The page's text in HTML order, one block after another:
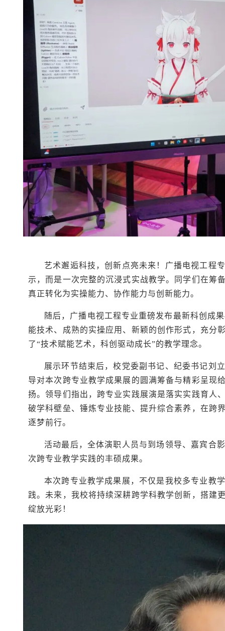
艺术邂逅科技，创新点亮未来！广播电视工程
示，而是一次完整的沉浸式实战教学。同学们在筹
真正转化为实操能力、协作能力与创新能力。
随后，广播电视工程专业重磅发布最新科创
能技术、成熟的实操应用、新颖的创作形式，充分
了“技术赋能艺术，科创驱动成长”的教学理念。
展示环节结束后，校党委副书记、纪委书记刘
导对本次跨专业教学成果展的圆满筹备与精彩呈现
扬。领导们指出，跨专业实践展演是落实实践育人
破学科壁垒、锤炼专业技能、提升综合素养，在跨
逐梦前行。
活动最后，全体演职人员与到场领导、嘉宾合
次跨专业教学实践的丰硕成果。
本次跨专业教学成果展，不仅是我校多专业教
践。未来，我校将持续深耕跨学科教学创新，搭建
绽放光彩！